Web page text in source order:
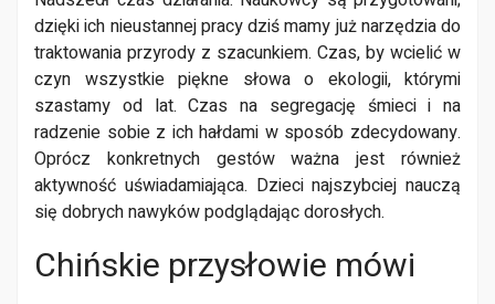
dzięki ich nieustannej pracy dziś mamy już narzędzia do
traktowania przyrody z szacunkiem. Czas, by wcielić w
czyn wszystkie piękne słowa o ekologii, którymi
szastamy od lat. Czas na segregację śmieci i na
radzenie sobie z ich hałdami w sposób zdecydowany.
Oprócz konkretnych gestów ważna jest również
aktywność uświadamiająca. Dzieci najszybciej nauczą
się dobrych nawyków podglądając dorosłych.
Chińskie przysłowie mówi